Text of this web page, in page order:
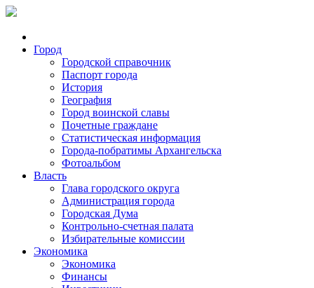
Город
Городской справочник
Паспорт города
История
География
Город воинской славы
Почетные граждане
Статистическая информация
Города-побратимы Архангельска
Фотоальбом
Власть
Глава городского округа
Администрация города
Городская Дума
Контрольно-счетная палата
Избирательные комиссии
Экономика
Экономика
Финансы